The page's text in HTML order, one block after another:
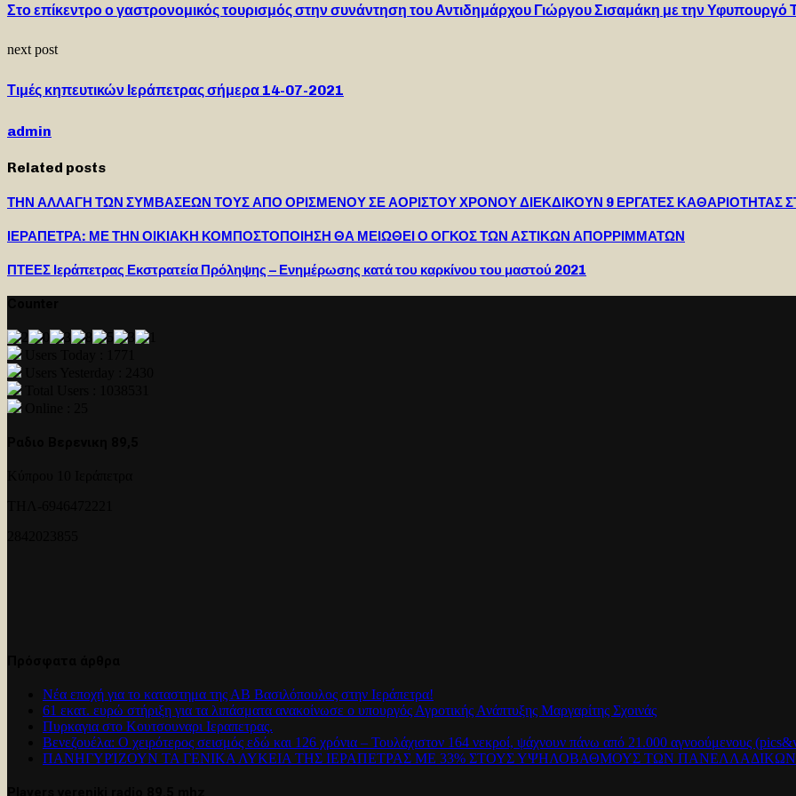
Στο επίκεντρο ο γαστρονομικός τουρισμός στην συνάντηση του Αντιδημάρχου Γιώργου Σισαμάκη με την Υφυπουργό
next post
Τιμές κηπευτικών Ιεράπετρας σήμερα 14-07-2021
admin
Related posts
ΤΗΝ ΑΛΛΑΓΗ ΤΩΝ ΣΥΜΒΑΣΕΩΝ ΤΟΥΣ ΑΠΟ ΟΡΙΣΜΕΝΟΥ ΣΕ ΑΟΡΙΣΤΟΥ ΧΡΟΝΟΥ ΔΙΕΚΔΙΚΟΥΝ 9 ΕΡΓΑΤΕΣ ΚΑΘΑΡΙΟΤΗΤΑΣ
ΙΕΡΑΠΕΤΡΑ: ΜΕ ΤΗΝ ΟΙΚΙΑΚΗ ΚΟΜΠΟΣΤΟΠΟΙΗΣΗ ΘΑ ΜΕΙΩΘΕΙ Ο ΟΓΚΟΣ ΤΩΝ ΑΣΤΙΚΩΝ ΑΠΟΡΡΙΜΜΑΤΩΝ
ΠΤΕΕΣ Ιεράπετρας Εκστρατεία Πρόληψης – Ενημέρωσης κατά του καρκίνου του μαστού 2021
Νέα εποχή για το καταστημα της ΑΒ Βασιλόπουλος στην Ιεράπετρα!
61 εκατ. ευρώ στήριξη για τα λιπάσματα ανακοίνωσε ο υπουργός Αγροτικής Ανάπτυξης Μαργαρίτης Σχοινάς
Πυρκαγια στο Κουτσουναρι Ιεραπετρας.
Βενεζουέλα: Ο χειρότερος σεισμός εδώ και 126 χρόνια – Τουλάχιστον 164 νεκροί, ψάχνουν πάνω από 21.000 αγνοούμενους
ΠΑΝΗΓΥΡΊΖΟΥΝ ΤΑ ΓΕΝΙΚΑ ΛΥΚΕΙΑ ΤΗΣ ΙΕΡΑΠΕΤΡΑΣ ΜΕ 33% ΣΤΟΥΣ ΥΨΗΛΟΒΑΘΜΟΥΣ ΤΩΝ